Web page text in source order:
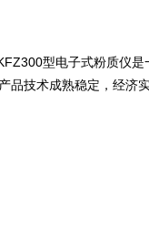
型电子式粉质仪是
品技术成熟稳定，经济